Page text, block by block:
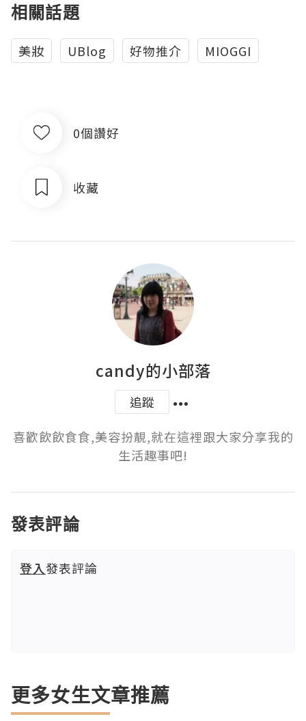
相關話題
美妝 UBlog 好物推介 MIOGGI
0個讚好
收藏
candy的小部落
追蹤
喜歡飲飲食食,美容扮靚,就在這裡跟大家分享我的
生活趣事吧!
發表評論
登入發表評論
更多女生文章推薦